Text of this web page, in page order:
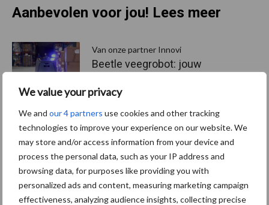
We value your privacy
We and our 4 partners use cookies and other tracking
technologies to improve your experience on our website. We
may store and/or access information from your device and
process the personal data, such as your IP address and
browsing data, for purposes like providing you with
personalized ads and content, measuring marketing campaign
effectiveness, analyzing audience insights, collecting precise
Aanbevolen voor jou! Lees meer
Van onze partner Innovi
Beetle veegrobot: jouw
werkvloer
Van onze partner The Legal
Company
Bescherming van
persoonsgegevens: grip op
de risico’s